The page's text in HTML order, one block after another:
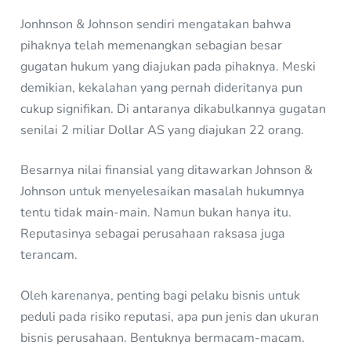
Jonhnson & Johnson sendiri mengatakan bahwa
pihaknya telah memenangkan sebagian besar
gugatan hukum yang diajukan pada pihaknya. Meski
demikian, kekalahan yang pernah dideritanya pun
cukup signifikan. Di antaranya dikabulkannya gugatan
senilai 2 miliar Dollar AS yang diajukan 22 orang.
Besarnya nilai finansial yang ditawarkan Johnson &
Johnson untuk menyelesaikan masalah hukumnya
tentu tidak main-main. Namun bukan hanya itu.
Reputasinya sebagai perusahaan raksasa juga
terancam.
Oleh karenanya, penting bagi pelaku bisnis untuk
peduli pada risiko reputasi, apa pun jenis dan ukuran
bisnis perusahaan. Bentuknya bermacam-macam.